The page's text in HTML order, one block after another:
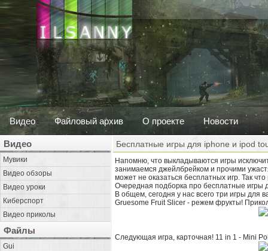
Видео Файловый архив О проекте Новости
Видео
Мувики
Видео обзоры
Видео уроки
Киберспорт
Видео приколы
Файлы
Gui
Бесплатные игры для iphone и ipod
Напомню, что выкладываются игры
занимаемся джейлбрейком и прочими
может не оказаться бесплатных игр. Так
Очередная подборка про бесплатные игры
В общем, сегодня у нас всего три игры
Gruesome Fruit Slicer - режем фрукты!
Следующая игра, карточная! 11 in 1 - Mini